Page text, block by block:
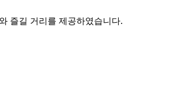
즐길 거리를 제공하였습니다.